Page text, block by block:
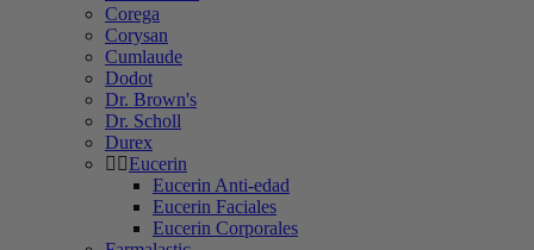
Corega
Corysan
Cumlaude
Dodot
Dr. Brown's
Dr. Scholl
Durex
Eucerin
Eucerin Anti-edad
Eucerin Faciales
Eucerin Corporales